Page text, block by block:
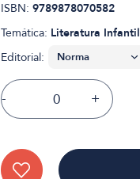
ISBN: 9789878070582
Temática: Literatura Infantil
Editorial:
- +